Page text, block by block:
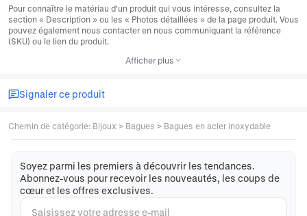
Pour connaître le matériau d'un produit qui vous intéresse, consultez la
section « Description » ou les « Photos détaillées » de la page produit. Vous
pouvez également nous contacter en nous communiquant la référence
(SKU) ou le lien du produit.
Afficher plus
Signaler ce produit
Chemin de catégorie: Bijoux > Bagues > Bagues en acier inoxydable
Soyez parmi les premiers à découvrir les tendances.
Abonnez-vous pour recevoir les nouveautés, les coups de
cœur et les offres exclusives.